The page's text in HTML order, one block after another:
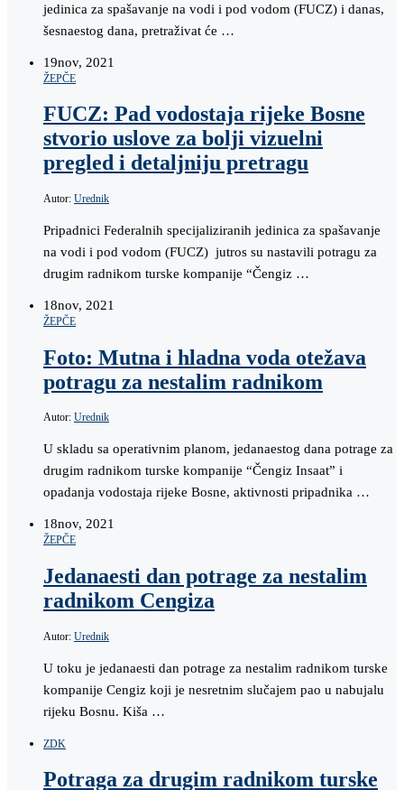
jedinica za spašavanje na vodi i pod vodom (FUCZ) i danas,
šesnaestog dana, pretraživat će …
19nov, 2021
ŽEPČE
FUCZ: Pad vodostaja rijeke Bosne
stvorio uslove za bolji vizuelni
pregled i detaljniju pretragu
Autor: Urednik
Pripadnici Federalnih specijaliziranih jedinica za spašavanje
na vodi i pod vodom (FUCZ) jutros su nastavili potragu za
drugim radnikom turske kompanije “Čengiz …
18nov, 2021
ŽEPČE
Foto: Mutna i hladna voda otežava
potragu za nestalim radnikom
Autor: Urednik
U skladu sa operativnim planom, jedanaestog dana potrage za
drugim radnikom turske kompanije “Čengiz Insaat” i
opadanja vodostaja rijeke Bosne, aktivnosti pripadnika …
18nov, 2021
ŽEPČE
Jedanaesti dan potrage za nestalim
radnikom Cengiza
Autor: Urednik
U toku je jedanaesti dan potrage za nestalim radnikom turske
kompanije Cengiz koji je nesretnim slučajem pao u nabujalu
rijeku Bosnu. Kiša …
ZDK
Potraga za drugim radnikom turske